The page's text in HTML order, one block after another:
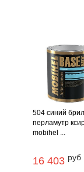
504 синий
перламутр
mobihel ...
16 403 руб